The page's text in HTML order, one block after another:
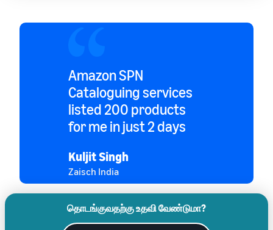
Amazon SPN
Cataloguing services
listed 200 products
for me in just 2 days
Kuljit Singh
Zaisch India
தொடங்குவதற்கு உதவி வேண்டுமா?